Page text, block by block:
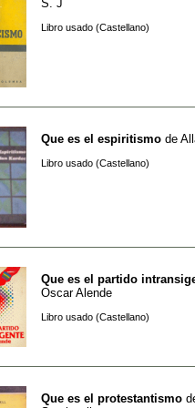
S. J
Libro usado (Castellano)
Que es el espiritismo de
Libro usado (Castellano)
Que es el partido
Oscar Alende
Libro usado (Castellano)
Que es el protestantismo